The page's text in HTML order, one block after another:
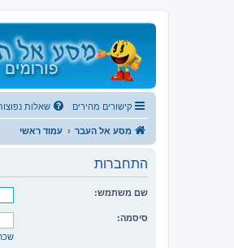
קישורים מהירים שאלות
מסע אל העבר עמוד ראשי
התחברות
שם משתמש:
סיסמה: